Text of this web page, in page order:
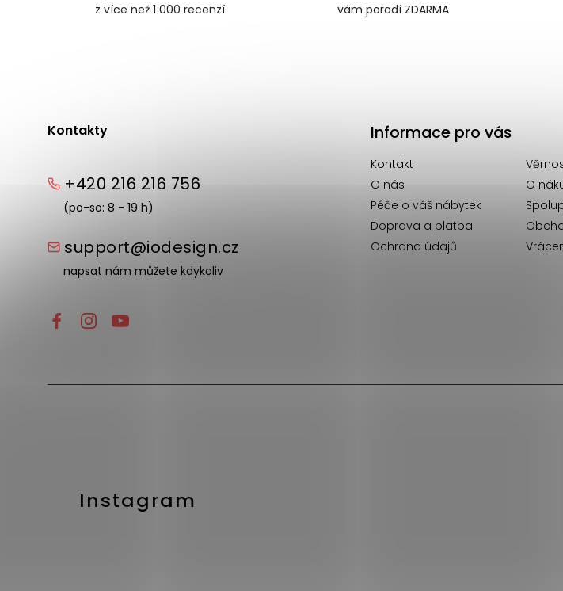
z více než 1 000 recenzí vám poradí ZDARMA
Kontakty
+420 216 216 756
(po-so: 8 - 19 h)
support@iodesign.cz
napsat nám můžete kdykoliv
Informace pro vás
Kontakt
O nás
O
Péče o váš nábytek
Doprava a platba
Ochrana údajů
Instagram